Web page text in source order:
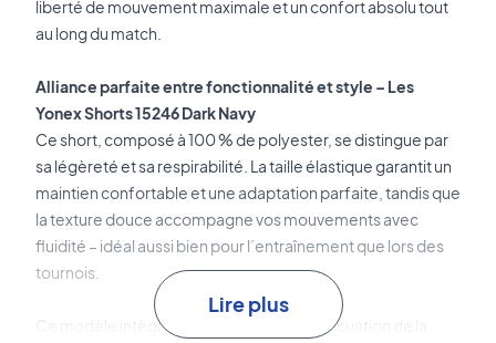
liberté de mouvement maximale et un confort absolu tout
au long du match.
Alliance parfaite entre fonctionnalité et style – Les
Yonex Shorts 15246 Dark Navy
Ce short, composé à 100 % de polyester, se distingue par
sa légèreté et sa respirabilité. La taille élastique garantit un
maintien confortable et une adaptation parfaite, tandis que
la texture douce accompagne vos mouvements avec
fluidité – idéal aussi bien pour l’entraînement que lors des
tournois.
Ce modèle intègre une technologie d’évacuation de la
Lire plus